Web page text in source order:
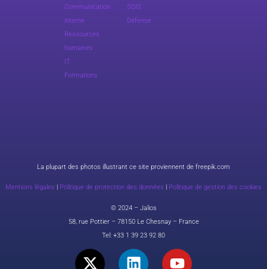
Communication
interne
Ressources
humaines
IT
Formations
SDIS
Défense
La plupart des photos illustrant ce site proviennent de freepik.com
Mentions légales Politique de protection des données Politique de gestion des cookies
© 2024 – Jalios
58, rue Pottier – 78150 Le Chesnay – France
Tel: +33 1 39 23 92 80
X
L
Y